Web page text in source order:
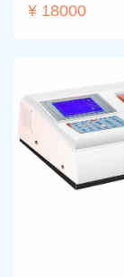
¥ 18000